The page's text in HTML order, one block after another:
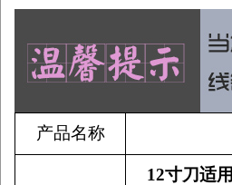
产品名称
12寸刀适用